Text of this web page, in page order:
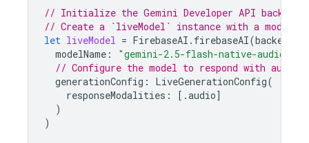
// Initialize the Gemini Developer API backend
// Create a `liveModel` instance with a model
let liveModel = FirebaseAI . firebaseAI(backend
modelName :
"gemini-2.5-flash-native-audio-
// Configure the model to respond with audio.
generationConfig : LiveGenerationConfig(
responseModalities : [.audio]
)
)